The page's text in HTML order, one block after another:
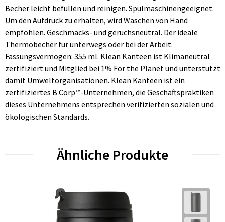
Becher leicht befüllen und reinigen. Spülmaschinengeeignet.
Um den Aufdruck zu erhalten, wird Waschen von Hand
empfohlen. Geschmacks- und geruchsneutral. Der ideale
Thermobecher für unterwegs oder bei der Arbeit.
Fassungsvermögen: 355 ml. Klean Kanteen ist Klimaneutral
zertifiziert und Mitglied bei 1% For the Planet und unterstützt
damit Umweltorganisationen. Klean Kanteen ist ein
zertifiziertes B Corp™-Unternehmen, die Geschäftspraktiken
dieses Unternehmens entsprechen verifizierten sozialen und
ökologischen Standards.
Ähnliche Produkte